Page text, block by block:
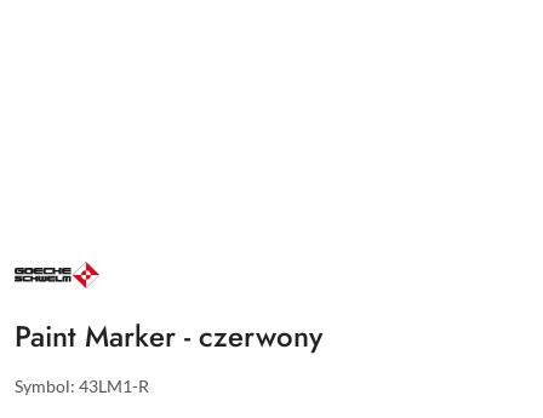
NAZWA
PRODUCENTA:
Paint Marker - czerwony
Symbol: 43LM1-R